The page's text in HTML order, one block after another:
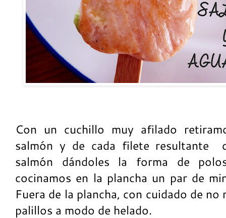
Con un cuchillo muy afilado
salmón y de cada filete resultante
salmón dándoles la forma de
cocinamos en la plancha un par de
Fuera de la plancha, con cuidado de
palillos a modo de helado.